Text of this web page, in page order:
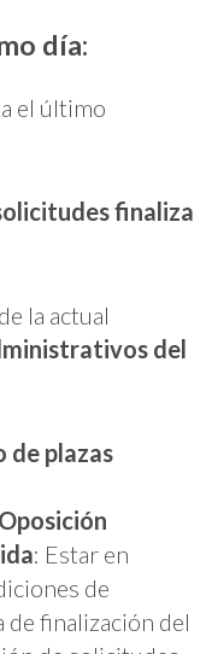
día:
el último
finaliza
la actual
del
plazas
Oposición
: Estar en
de
de finalización del